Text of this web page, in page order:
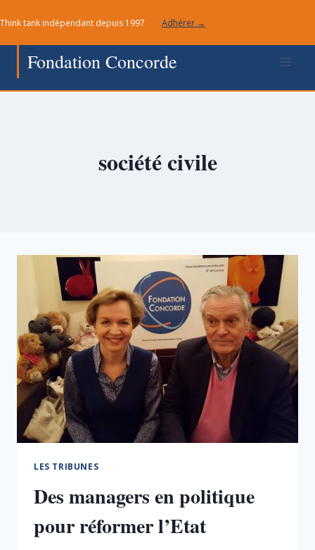
au
contenu
Think tank indépendant depuis 1997 Adhérer →
Fondation Concorde
société civile
LES TRIBUNES
Des managers en politique
pour réformer l’Etat